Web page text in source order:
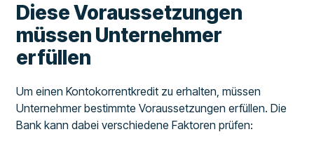
Diese Voraussetzungen
müssen Unternehmer
erfüllen
Um einen Kontokorrentkredit zu erhalten, müssen
Unternehmer bestimmte Voraussetzungen erfüllen. Die
Bank kann dabei verschiedene Faktoren prüfen: